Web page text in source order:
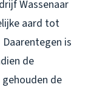
Wassenaar
aard tot
is
de
de